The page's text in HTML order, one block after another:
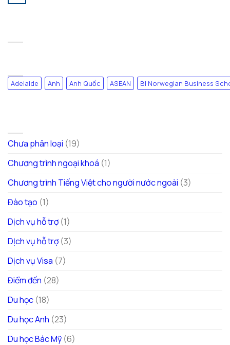
Adelaide Anh Anh Quốc ASEAN BI Norwegian Business
Chưa phân loại (19)
Chương trình ngoại khoá (1)
Chương trình Tiếng Việt cho người nước ngoài (3)
Đào tạo (1)
Dịch vụ hỗ trợ (1)
DỊch vụ hỗ trợ (3)
Dịch vụ Visa (7)
Điểm đến (28)
Du học (18)
Du học Anh (23)
Du học Bác Mỹ (6)